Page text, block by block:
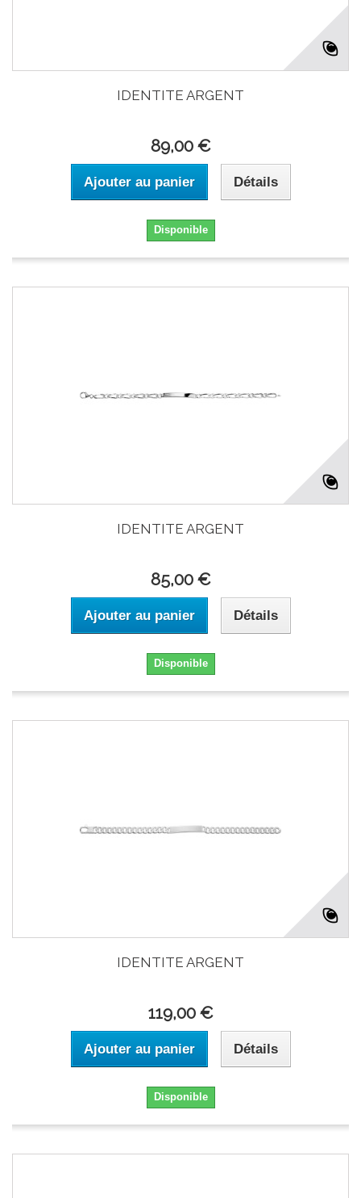
IDENTITE ARGENT
89,00 €
Ajouter au panier Détails
Disponible
IDENTITE ARGENT
85,00 €
Ajouter au panier Détails
Disponible
IDENTITE ARGENT
119,00 €
Ajouter au panier Détails
Disponible